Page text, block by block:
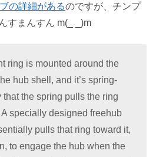
の詳細があるのですが、チンプ
すまんすん m(_ _)m
ring is mounted around the
hub shell, and it’s spring-
that the spring pulls the ring
specially designed freehub
pulls that ring toward it,
to engage the hub when the